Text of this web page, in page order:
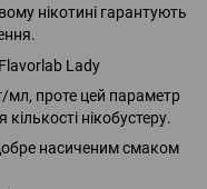
нікотині гарантують
мл, проте цей параметр
нікобустеру.
насиченим смаком